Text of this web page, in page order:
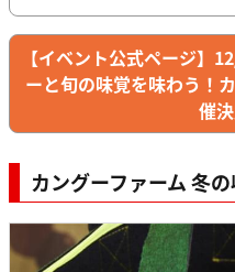
【イベント公式ページ】
ーと旬の味覚を味わう！
催
カングーファーム 冬